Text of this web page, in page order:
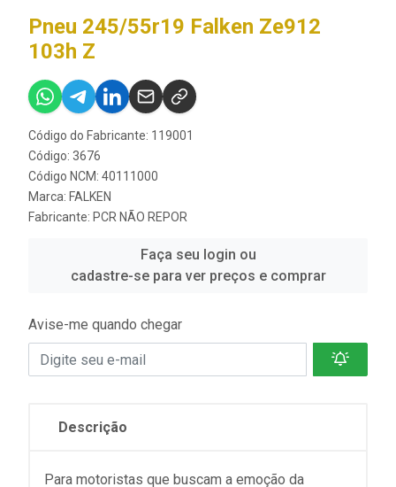
Pneu 245/55r19 Falken Ze912
103h Z
Código do Fabricante: 119001
Código: 3676
Código NCM: 40111000
Marca: FALKEN
Fabricante: PCR NÃO REPOR
Faça seu login ou
cadastre-se para ver preços e comprar
Avise-me quando chegar
Descrição
Para motoristas que buscam a emoção da